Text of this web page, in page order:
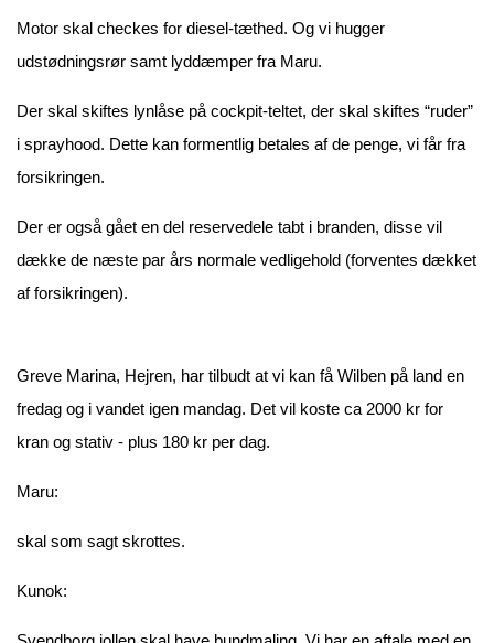
Motor skal checkes for diesel-tæthed. Og vi hugger
udstødningsrør samt lyddæmper fra Maru.
Der skal skiftes lynlåse på cockpit-teltet, der skal skiftes “ruder”
i sprayhood. Dette kan formentlig betales af de penge, vi får fra
forsikringen.
Der er også gået en del reservedele tabt i branden, disse vil
dække de næste par års normale vedligehold (forventes dækket
af forsikringen).
Greve Marina, Hejren, har tilbudt at vi kan få Wilben på land en
fredag og i vandet igen mandag. Det vil koste ca 2000 kr for
kran og stativ - plus 180 kr per dag.
Maru:
skal som sagt skrottes.
Kunok: